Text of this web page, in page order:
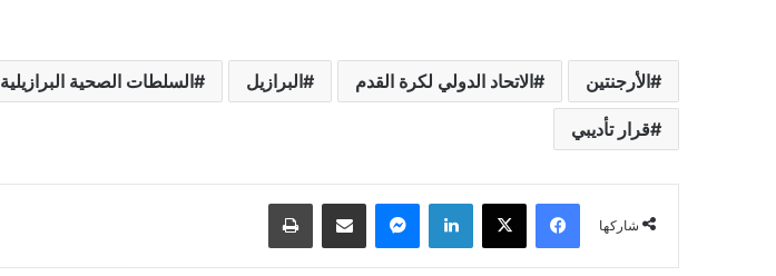
الأرجنتين الاتحاد الدولي لكرة القدم البرازيل السلطات الصحية البرازيلية
قرار تأديبي
شاركها
فيسبوك لينكدإن